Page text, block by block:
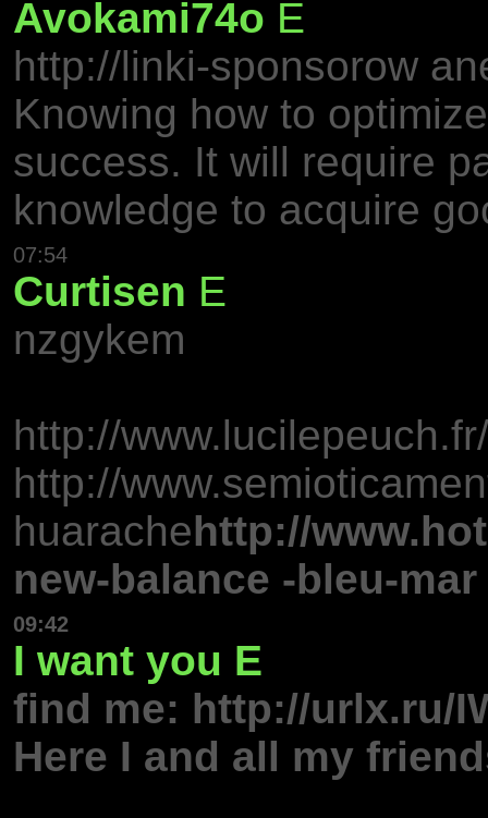
Avokami74o E
http://linki-sponsorow
Knowing how to
success. It will require
knowledge to acquire
07:54
Curtisen E
nzgykem
http://
http://
huarachehttp://
new-balance -bleu-mar
09:42
I want you E
find me: http://urlx.ru/
Here I and all my